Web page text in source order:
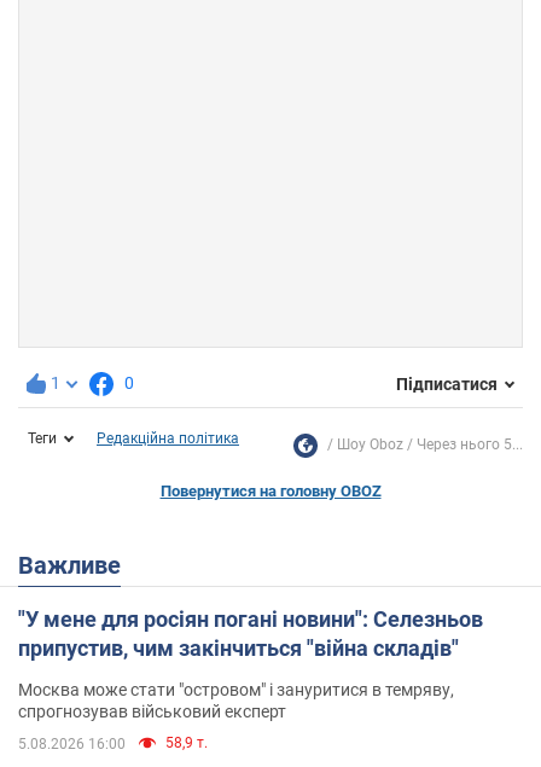
1 0 Підписатися
Теги Редакційна політика Шоу Oboz Через нього 5...
Повернутися на головну OBOZ
Важливе
"У мене для росіян погані новини": Селезньов
припустив, чим закінчиться "війна складів"
Москва може стати "островом" і зануритися в темряву,
спрогнозував військовий експерт
5.08.2026 16:00 58,9 т.